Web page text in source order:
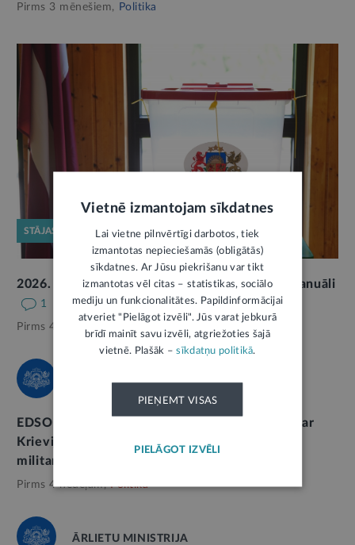
Pirms 3 mēnešiem, Politika
STĀJAS SPĒKĀ
2026. gada Saeimas vēlēšanās balsis skaitīs manuāli
1
Pirms 4 mēnešiem, Politika
ĀRLIETU MINISTRIJA
EDSO publicē neatkarīgu ekspertu ziņojumu par
Krievijas Federācijas īstenoto Ukrainas bērnu
militarizāciju un indoktrināciju
Pirms 4 nedēļām, Politika
ĀRLIETU MINISTRIJA
Vietnē izmantojam sīkdatnes
Lai vietne pilnvērtīgi darbotos, tiek
izmantotas nepieciešamās (obligātās)
sīkdatnes. Ar Jūsu piekrišanu var tikt
izmantotas vēl citas – statistikas, sociālo
mediju un funkcionalitātes. Papildinformācijai
atveriet "Pielāgot izvēli". Jūs varat jebkurā
brīdī mainīt savu izvēli, atgriežoties šajā
vietnē. Plašāk –sīkdatņu politikā.
PIEŅEMT VISAS
PIELĀGOT IZVĒLI